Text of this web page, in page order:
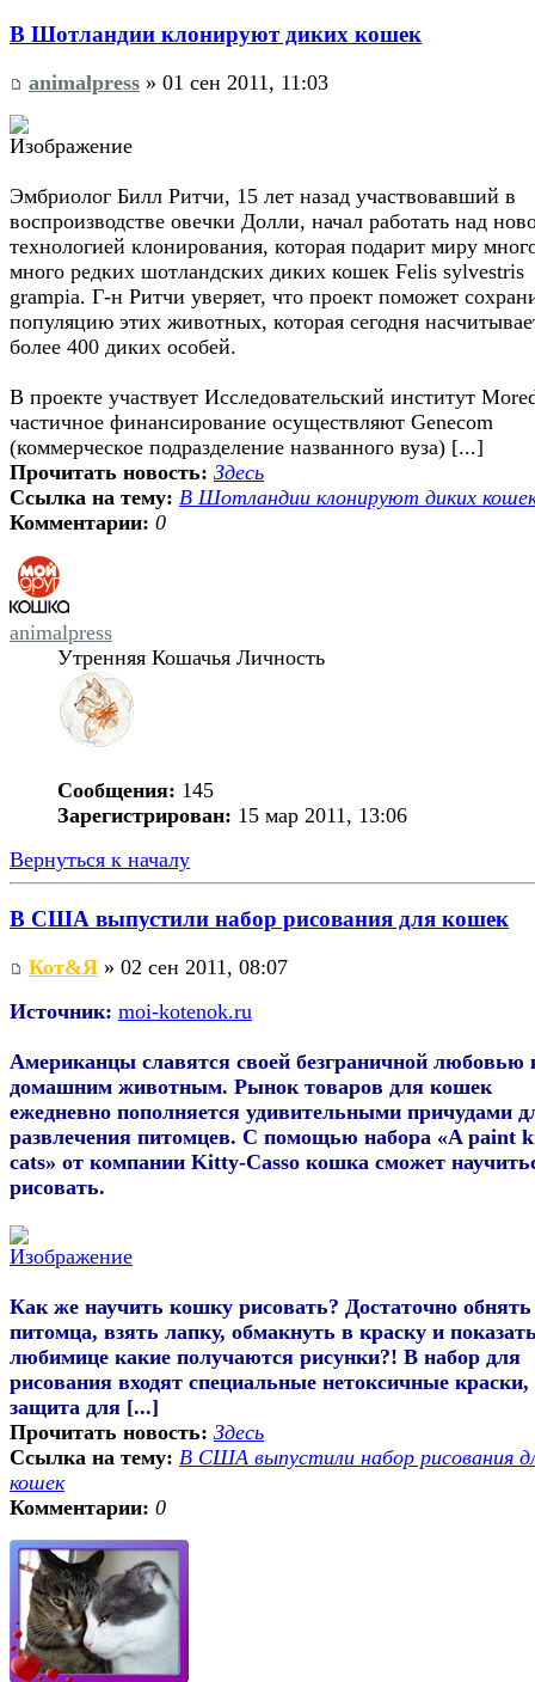
В Шотландии клонируют диких кошек
animalpress » 01 сен 2011, 11:03
Эмбриолог Билл Ритчи, 15 лет назад участвовавший в
воспроизводстве овечки Долли, начал работать над
технологией клонирования, которая подарит миру
много редких шотландских диких кошек Felis sylvestris
grampia. Г-н Ритчи уверяет, что проект поможет
популяцию этих животных, которая сегодня
более 400 диких особей.
В проекте участвует Исследовательский институт
частичное финансирование осуществляют Genecom
(коммерческое подразделение названного вуза) [...]
Прочитать новость: Здесь
Ссылка на тему: В Шотландии клонируют диких
Комментарии: 0
animalpress
Утренняя Кошачья Личность
Сообщения: 145
Зарегистрирован: 15 мар 2011, 13:06
Вернуться к началу
В США выпустили набор рисования для кошек
Кот&Я » 02 сен 2011, 08:07
Источник: moi-kotenok.ru
Американцы славятся своей безграничной любовью
домашним животным. Рынок товаров для кошек
ежедневно пополняется удивительными причудами
развлечения питомцев. С помощью набора «A paint
cats» от компании Kitty-Casso кошка сможет
рисовать.
Как же научить кошку рисовать? Достаточно обнять
питомца, взять лапку, обмакнуть в краску и
любимице какие получаются рисунки?! В набор для
рисования входят специальные нетоксичные краски,
защита для [...]
Прочитать новость: Здесь
Ссылка на тему: В США выпустили набор рисования
кошек
Комментарии: 0